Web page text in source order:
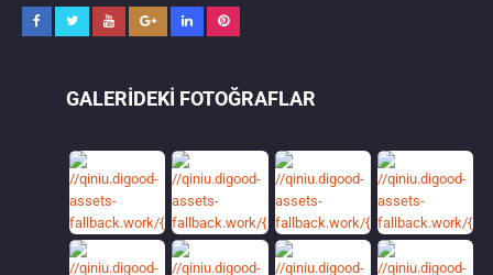
GALERIDEKI FOTOĞRAFLAR